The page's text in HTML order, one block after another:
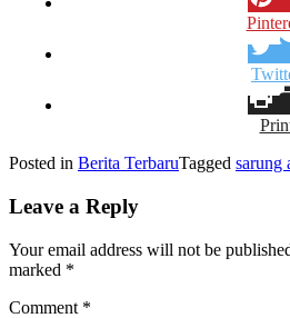
Posted in Berita TerbaruTagged sarung
Leave a Reply
Your email address will not be
marked *
Comment *